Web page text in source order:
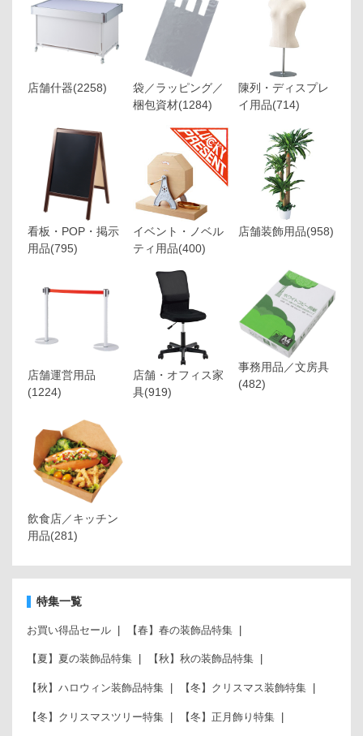
店舗什器(2258)
袋／ラッピング／
梱包資材(1284)
陳列・ディスプレ
イ用品(714)
看板・POP・掲示
用品(795)
イベント・ノベル
ティ用品(400)
店舗装飾用品(958)
店舗運営用品
(1224)
店舗・オフィス家
具(919)
事務用品／文房具
(482)
飲食店／キッチン
用品(281)
特集一覧
お買い得品セール 【春】春の装飾品特集
【夏】夏の装飾品特集 【秋】秋の装飾品特集
【秋】ハロウィン装飾品特集 【冬】クリスマス装飾特集
【冬】クリスマスツリー特集 【冬】正月飾り特集